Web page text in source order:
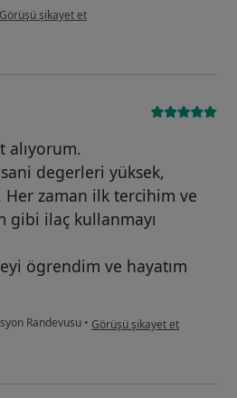
kullanıcının görüşüne göre Hasta
Görüşü şikayet et
alıyorum.
degerleri yüksek,
zaman ilk tercihim ve
gibi ilaç kullanmayı
ögrendim ve hayatım
Randevusu • kullanıcının görüşüne göre la...
Görüşü şikayet et